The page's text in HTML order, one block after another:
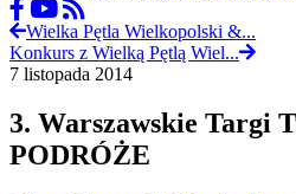
Wielka Pętla Wielkopolski &...
Konkurs z Wielką Pętlą Wiel...
7 listopada 2014
3. Warszawskie Targi
PODRÓŻE